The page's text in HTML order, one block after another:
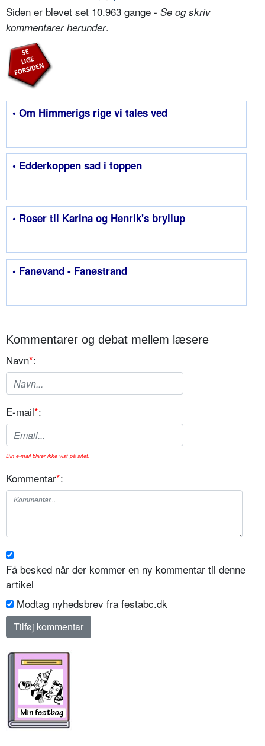
Siden er blevet set 10.963 gange - Se og skriv
kommentarer herunder.
• Om Himmerigs rige vi tales ved
• Edderkoppen sad i toppen
• Roser til Karina og Henrik's bryllup
• Fanøvand - Fanøstrand
Kommentarer og debat mellem læsere
Navn*:
E-mail*:
Din e-mail bliver ikke vist på sitet.
Kommentar*:
Få besked når der kommer en ny kommentar til denne
artikel
Modtag nyhedsbrev fra festabc.dk